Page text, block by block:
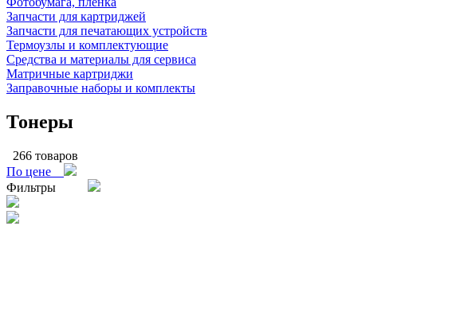
Запчасти для картриджей
Запчасти для печатающих устройств
Термоузлы и комплектующие
Средства и материалы для сервиса
Матричные картриджи
Заправочные наборы и комплекты
Тонеры
266 товаров
По цене
Фильтры